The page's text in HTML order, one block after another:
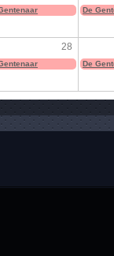
De
28
De